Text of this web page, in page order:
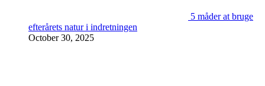
5 måder at bruge
efterårets natur i indretningen
October 30, 2025